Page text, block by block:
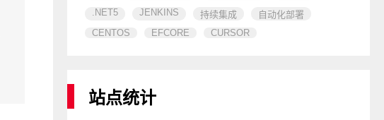
.NET5
JENKINS 持续集成
自动化部署
CENTOS
EFCORE CURSOR
站点统计